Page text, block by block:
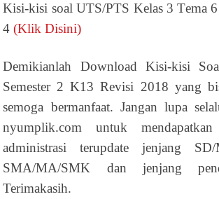
Kisi-kisi soal UTS/PTS Kelas 3 Tema
4(Klik Disini)
Demikianlah Download Kisi-kisi
Semester 2 K13 Revisi 2018 yang
semoga bermanfaat. Jangan lupa
nyumplik.com untuk
administrasi terupdate jenjang
SMA/MA/SMK dan jenjang
Terimakasih.